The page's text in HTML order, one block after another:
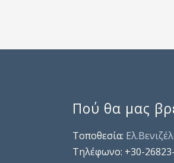
Πού θα μας
Τοποθεσία:
Τηλέφωνo: +30-